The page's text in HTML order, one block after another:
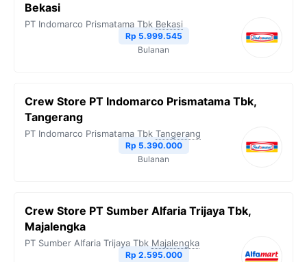
Bekasi
PT Indomarco Prismatama Tbk Bekasi
Rp 5.999.545
Bulanan
Crew Store PT Indomarco Prismatama Tbk,
Tangerang
PT Indomarco Prismatama Tbk Tangerang
Rp 5.390.000
Bulanan
Crew Store PT Sumber Alfaria Trijaya Tbk,
Majalengka
PT Sumber Alfaria Trijaya Tbk Majalengka
Rp 2.595.000